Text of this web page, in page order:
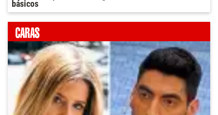
básicos